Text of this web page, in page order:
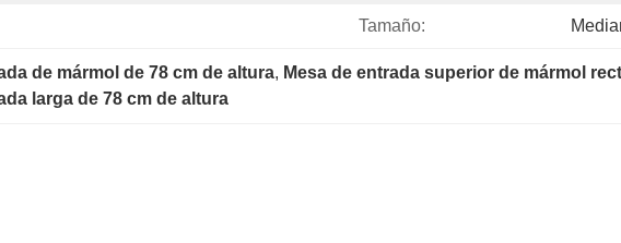
Tamaño:
de mármol de 78 cm de altura, Mesa de entrada superior de mármol
larga de 78 cm de altura